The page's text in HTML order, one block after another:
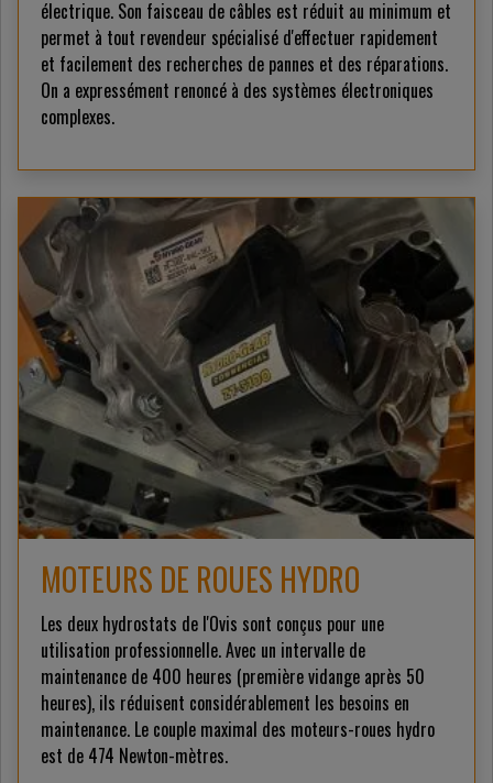
électrique. Son faisceau de câbles est réduit au minimum et
permet à tout revendeur spécialisé d'effectuer rapidement
et facilement des recherches de pannes et des réparations.
On a expressément renoncé à des systèmes électroniques
complexes.
MOTEURS DE ROUES HYDRO
Les deux hydrostats de l'Ovis sont conçus pour une
utilisation professionnelle. Avec un intervalle de
maintenance de 400 heures (première vidange après 50
heures), ils réduisent considérablement les besoins en
maintenance. Le couple maximal des moteurs-roues hydro
est de 474 Newton-mètres.